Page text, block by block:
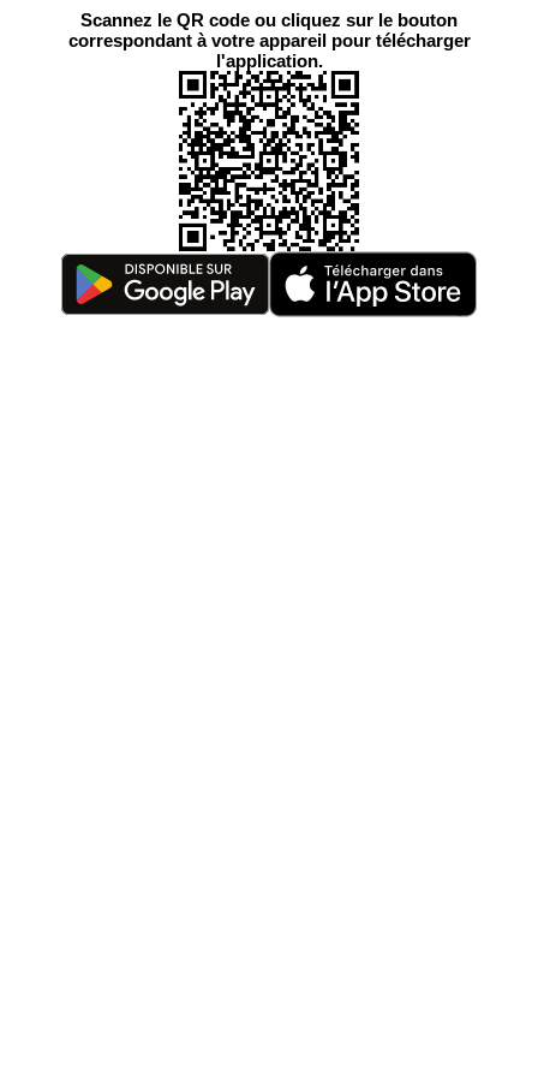
Scannez le QR code ou cliquez sur le bouton
correspondant à votre appareil pour télécharger
l'application.